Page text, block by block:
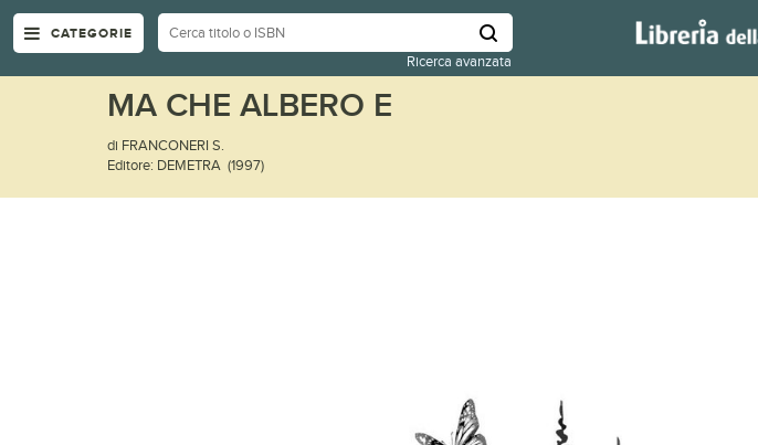
CATEGORIE
Ricerca avanzata
MA CHE ALBERO E
di FRANCONERI S.
Editore: DEMETRA (1997)